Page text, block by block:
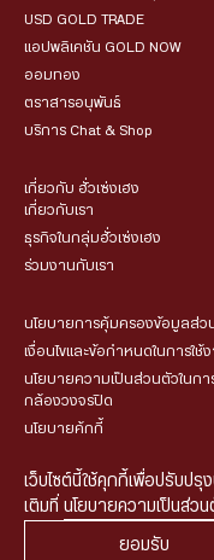
USD GOLD TRADE
แอปพลิเคชัน GOLD NOW
ออมทอง
ตราสารอนุพันธ์
บริการ Chat & Shop
เกี่ยวกับ ฮั่วเซ่งเฮง
เกี่ยวกับเรา
ธุรกิจในกลุ่มฮั่วเซ่งเฮง
ร่วมงานกับเรา
นโยบายการคุ้มครองข้อมูลส่ว
เงื่อนไขและข้อกำหนดในการใช้
นโยบายความเป็นส่วนตัวในกา
กล้องวงจรปิด
นโยบายคุ้กกี้
© 2026 HUA SENG HENG
เว็บไซต์นี้ใช้คุกกี้เพื่อปรับป
เติมที่ นโยบายความเป็นส่วน
ยอมรับ